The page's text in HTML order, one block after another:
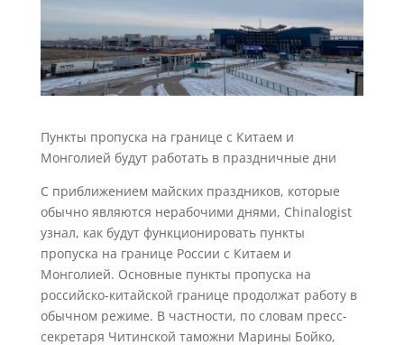
Пункты пропуска на границе с Китаем и
Монголией будут работать в праздничные дни
С приближением майских праздников, которые
обычно являются нерабочими днями, Chinalogist
узнал, как будут функционировать пункты
пропуска на границе России с Китаем и
Монголией. Основные пункты пропуска на
российско-китайской границе продолжат работу в
обычном режиме. В частности, по словам пресс-
секретаря Читинской таможни Марины Бойко,